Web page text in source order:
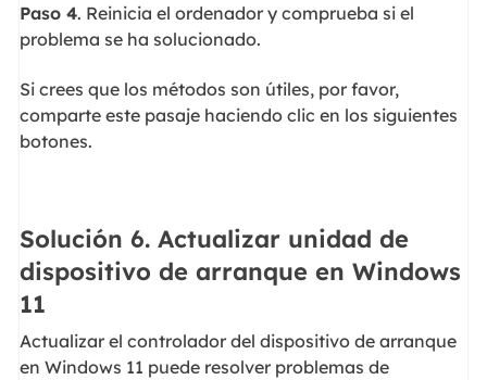
Paso 4. Reinicia el ordenador y comprueba si el
problema se ha solucionado.
Si crees que los métodos son útiles, por favor,
comparte este pasaje haciendo clic en los siguientes
botones.
Solución 6. Actualizar unidad de
dispositivo de arranque en Windows
11
Actualizar el controlador del dispositivo de arranque
en Windows 11 puede resolver problemas de